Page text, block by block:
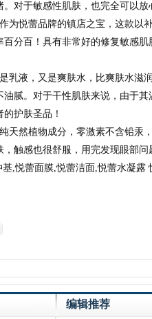
对于敏感性肌肤，也完全可以放
作为悦蕾品牌的镇店之宝，这款以
分百！具有非常好的修复敏感
乳液，又是爽肤水，比爽肤水滋
腻。对于干性肌肤来说，由于
护肤圣品！
纯天然植物成分，零激素不含铅汞
触感也很舒服，用完发现眼部
,悦蕾面膜,悦蕾洁面,悦蕾水凝露
编辑推荐